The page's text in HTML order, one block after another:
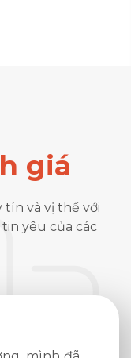
giá
và vị thế với
yêu của các